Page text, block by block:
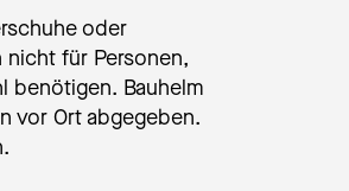
oder
nicht für Personen,
benötigen. Bauhelm
vor Ort abgegeben.